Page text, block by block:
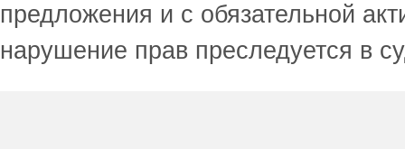
предложения и с обязательной
нарушение прав преследуется в